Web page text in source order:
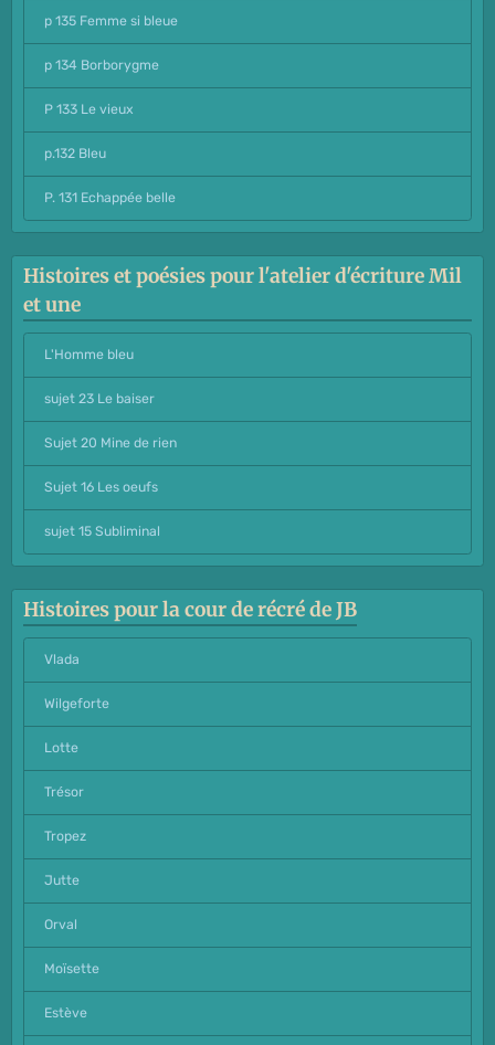
p 135 Femme si bleue
p 134 Borborygme
P 133 Le vieux
p.132 Bleu
P. 131 Echappée belle
Histoires et poésies pour l'atelier d'écriture Mil
et une
L'Homme bleu
sujet 23 Le baiser
Sujet 20 Mine de rien
Sujet 16 Les oeufs
sujet 15 Subliminal
Histoires pour la cour de récré de JB
Vlada
Wilgeforte
Lotte
Trésor
Tropez
Jutte
Orval
Moïsette
Estève